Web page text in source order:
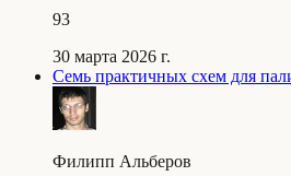
93
30 марта 2026 г.
Семь практичных схем для
Филипп Альберов